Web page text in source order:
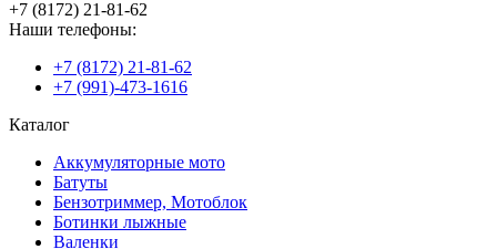
+7 (8172) 21-81-62
Наши телефоны:
+7 (8172) 21-81-62
+7 (991)-473-1616
Каталог
Аккумуляторные мото
Батуты
Бензотриммер, Мотоблок
Ботинки лыжные
Валенки